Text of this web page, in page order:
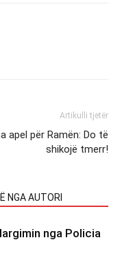
Artikulli tjetër
apel për Ramën: Do të
shikojë tmerr!
NGA AUTORI
nga Policia